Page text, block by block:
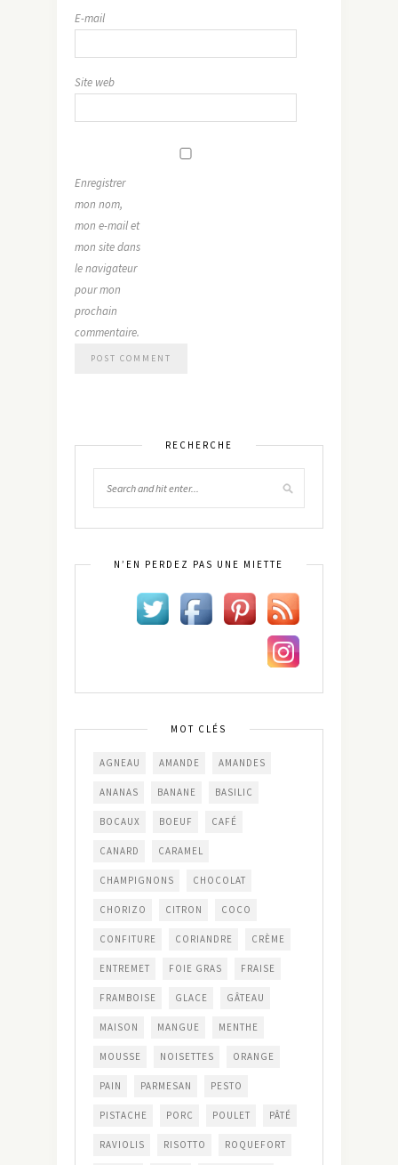
E-mail
Site web
Enregistrer
mon nom,
mon e-mail et
mon site dans
le navigateur
pour mon
prochain
commentaire.
RECHERCHE
N’EN PERDEZ PAS UNE MIETTE
MOT CLÉS
AGNEAU AMANDE AMANDES
ANANAS BANANE BASILIC
BOCAUX BOEUF CAFÉ
CANARD CARAMEL
CHAMPIGNONS CHOCOLAT
CHORIZO CITRON COCO
CONFITURE CORIANDRE CRÈME
ENTREMET FOIE GRAS FRAISE
FRAMBOISE GLACE GÂTEAU
MAISON MANGUE MENTHE
MOUSSE NOISETTES ORANGE
PAIN PARMESAN PESTO
PISTACHE PORC POULET PÂTÉ
RAVIOLIS RISOTTO ROQUEFORT